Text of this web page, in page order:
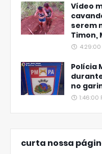
Vídeo
serem
Timon,
4:29:00
Polícia
no
1:46:00
curta nossa